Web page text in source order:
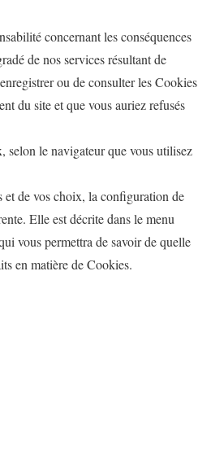
concernant les conséquences
de nos services résultant de
ou de consulter les Cookies
du site et que vous auriez refusés
selon le navigateur que vous utilisez
et de vos choix, la configuration de
Elle est décrite dans le menu
vous permettra de savoir de quelle
en matière de Cookies.